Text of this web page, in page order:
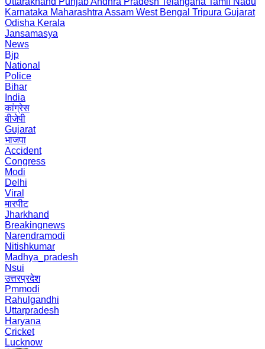
Karnataka Maharashtra Assam West Bengal Tripura Gujarat
Odisha Kerala
Jansamasya
News
Bjp
National
Police
Bihar
India
कांग्रेस
बीजेपी
Gujarat
भाजपा
Accident
Congress
Modi
Delhi
Viral
मारपीट
Jharkhand
Breakingnews
Narendramodi
Nitishkumar
Madhya_pradesh
Nsui
उत्तरप्रदेश
Pmmodi
Rahulgandhi
Uttarpradesh
Haryana
Cricket
Lucknow